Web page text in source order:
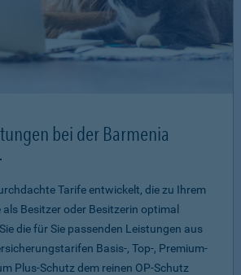
bei der Barmenia
Tarife entwickelt, die zu Ihrem
als Besitzer oder Besitzerin optimal
die für Sie passenden Leistungen aus
Basis-, Top-, Premium-
Plus-Schutz dem reinen OP-Schutz